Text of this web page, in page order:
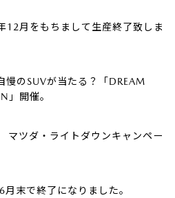
月をもちまして生産終了致しま
のSUVが当たる？「DREAM
開催。
ツダ・ライトダウンキャンペー
末で終了になりました。